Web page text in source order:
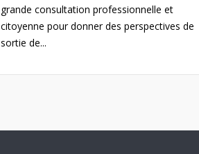
grande consultation professionnelle et
citoyenne pour donner des perspectives de
sortie de...